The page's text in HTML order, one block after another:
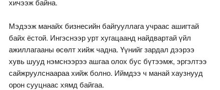
хичээж байна.
Мэдээж манайх бизнесийн байгууллага учраас ашигтай
байх ёстой. Ингэснээр урт хугацаанд найдвартай үйл
ажиллагааны өсөлт хийж чадна. Үүнийг зардал дээрээ
хувь шууд нэмснээрээ ашгаа олох бус бүтээмж, эргэлтээ
сайжруулснаараа хийж болно. Иймдээ ч манай хаузнууд
орон сууцнаас хямд байгаа.